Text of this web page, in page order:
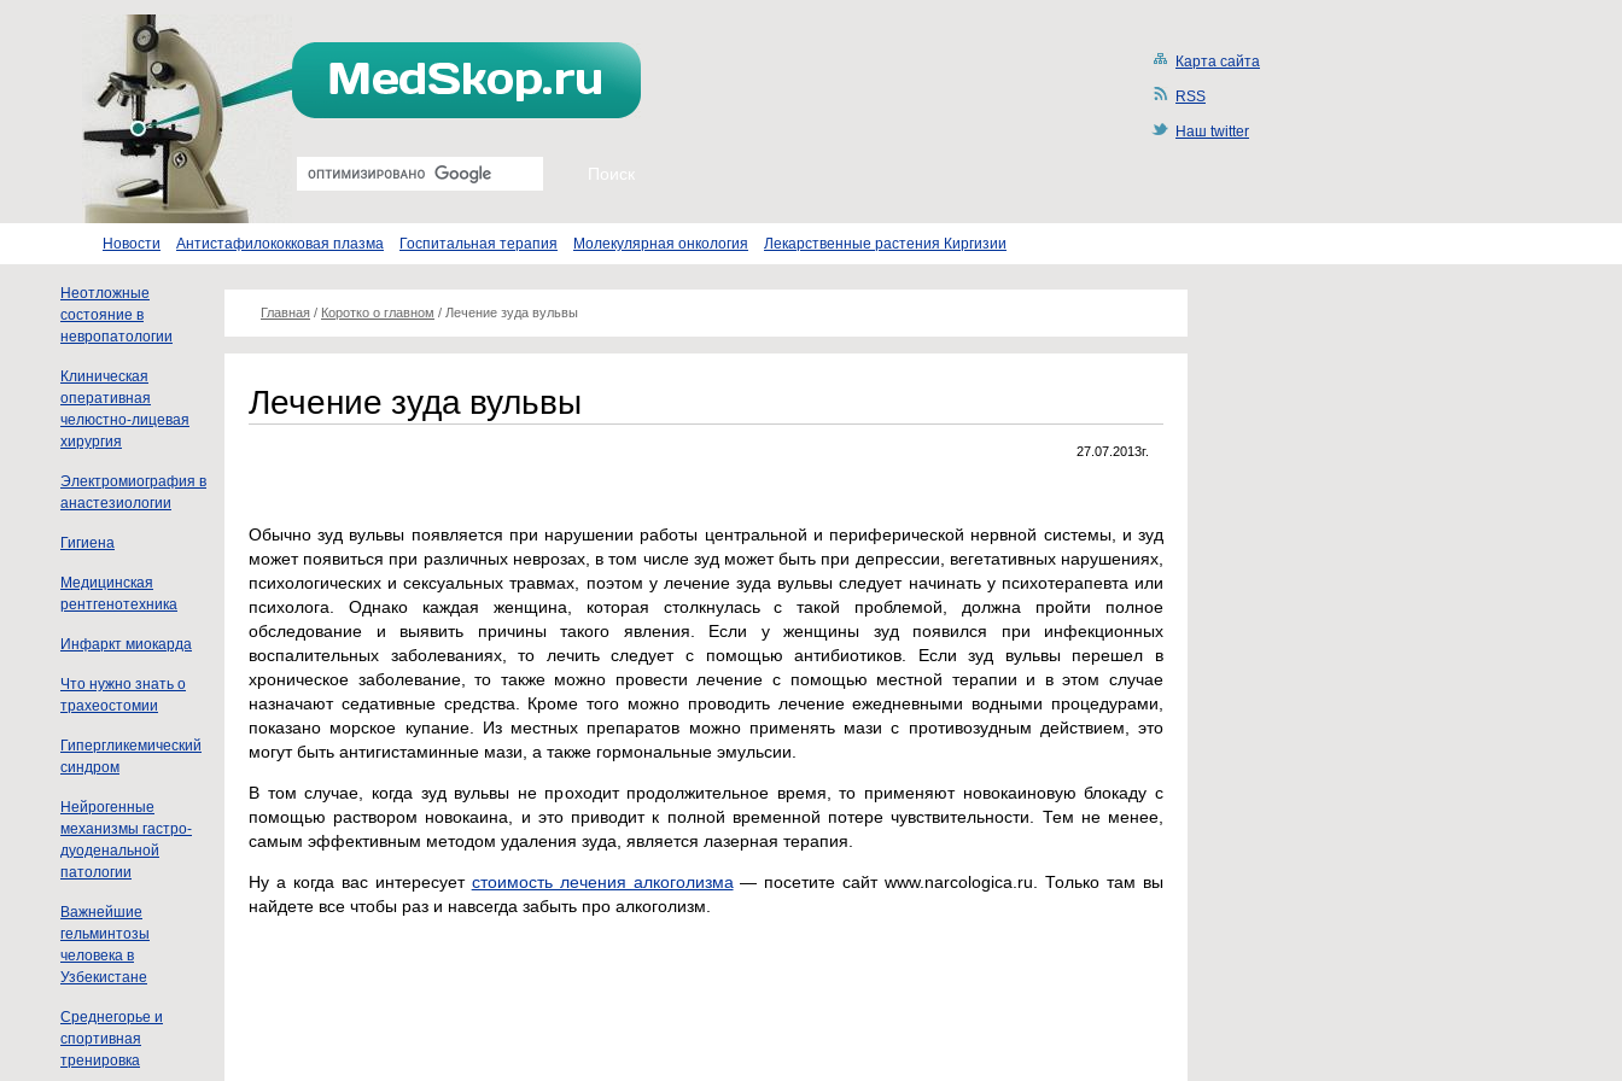
Карта сайта
RSS
Наш twitter
Новости Антистафилококковая плазма Госпитальная терапия Молекулярная онкология Лекарственные растения Киргизии
Неотложные
состояние в
невропатологии
Клиническая
оперативная
челюстно-лицевая
хирургия
Электромиография в
анастезиологии
Гигиена
Медицинская
рентгенотехника
Инфаркт миокарда
Что нужно знать о
трахеостомии
Гипергликемический
синдром
Нейрогенные
механизмы гастро-
дуоденальной
патологии
Важнейшие
гельминтозы
человека в
Узбекистане
Среднегорье и
спортивная
тренировка
Главная / Коротко о главном / Лечение зуда вульвы
Лечение зуда вульвы
27.07.2013г.
Обычно зуд вульвы появляется при нарушении работы центральной и периферической нервной системы, и зуд
может появиться при различных неврозах, в том числе зуд может быть при депрессии, вегетативных нарушениях,
психологических и сексуальных травмах, поэтом у лечение зуда вульвы следует начинать у психотерапевта или
психолога. Однако каждая женщина, которая столкнулась с такой проблемой, должна пройти полное
обследование и выявить причины такого явления. Если у женщины зуд появился при инфекционных
воспалительных заболеваниях, то лечить следует с помощью антибиотиков. Если зуд вульвы перешел в
хроническое заболевание, то также можно провести лечение с помощью местной терапии и в этом случае
назначают седативные средства. Кроме того можно проводить лечение ежедневными водными процедурами,
показано морское купание. Из местных препаратов можно применять мази с противозудным действием, это
могут быть антигистаминные мази, а также гормональные эмульсии.
В том случае, когда зуд вульвы не проходит продолжительное время, то применяют новокаиновую блокаду с
помощью раствором новокаина, и это приводит к полной временной потере чувствительности. Тем не менее,
самым эффективным методом удаления зуда, является лазерная терапия.
Ну а когда вас интересует стоимость лечения алкоголизма — посетите сайт www.narcologica.ru. Только там вы
найдете все чтобы раз и навсегда забыть про алкоголизм.